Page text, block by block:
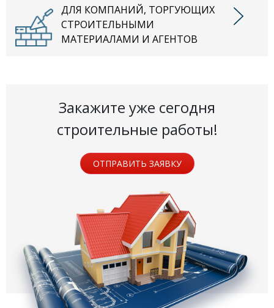
ДЛЯ КОМПАНИЙ, ТОРГУЮЩИХ
СТРОИТЕЛЬНЫМИ
МАТЕРИАЛАМИ И АГЕНТОВ
Закажите уже сегодня
строительные работы!
ОТПРАВИТЬ ЗАЯВКУ